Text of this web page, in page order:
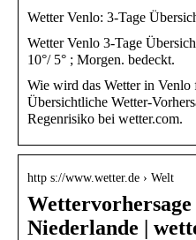
Wetter Venlo: 3-Tage
Wetter Venlo 3-Tage
10°/ 5° ; Morgen. bedeckt.
Wie wird das Wetter in Venlo
Übersichtliche Wetter-
Regenrisiko bei wetter.com.
http s://www.wetter.de › Welt
Niederlande |